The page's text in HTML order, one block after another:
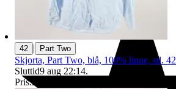
42 | Part Two
Skjorta, Part Two, blå, 100% linne, stl. 42
Sluttid9 aug 22:14.
Pris:28 kr